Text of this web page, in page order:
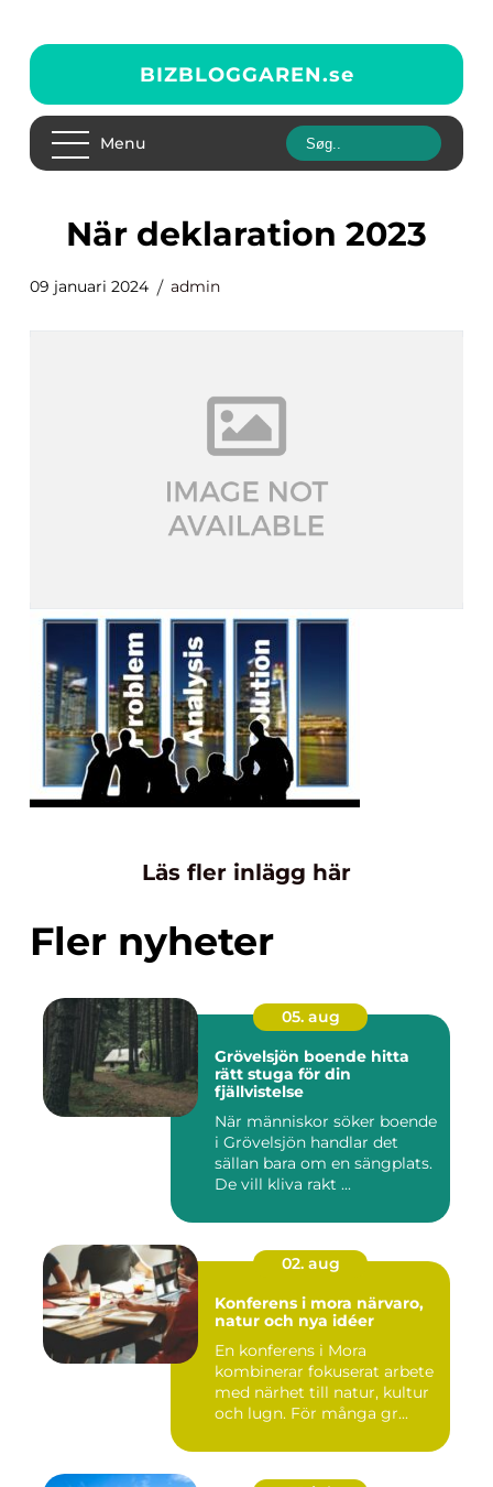
BIZBLOGGAREN.se
Menu
när deklaration 2023
09 januari 2024 admin
Läs fler inlägg här
Fler nyheter
05. aug
Grövelsjön boende hitta
rätt stuga för din
fjällvistelse
När människor söker boende
i Grövelsjön handlar det
sällan bara om en sängplats.
De vill kliva rakt ...
02. aug
Konferens i mora närvaro,
natur och nya idéer
En konferens i Mora
kombinerar fokuserat arbete
med närhet till natur, kultur
och lugn. För många gr...